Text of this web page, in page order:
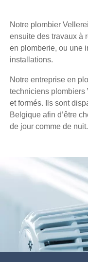
Notre plombier
ensuite des travaux à
en plomberie, ou une
installations.
Notre entreprise en
techniciens
et formés. Ils sont
Belgique afin d’être
de jour comme de nuit.